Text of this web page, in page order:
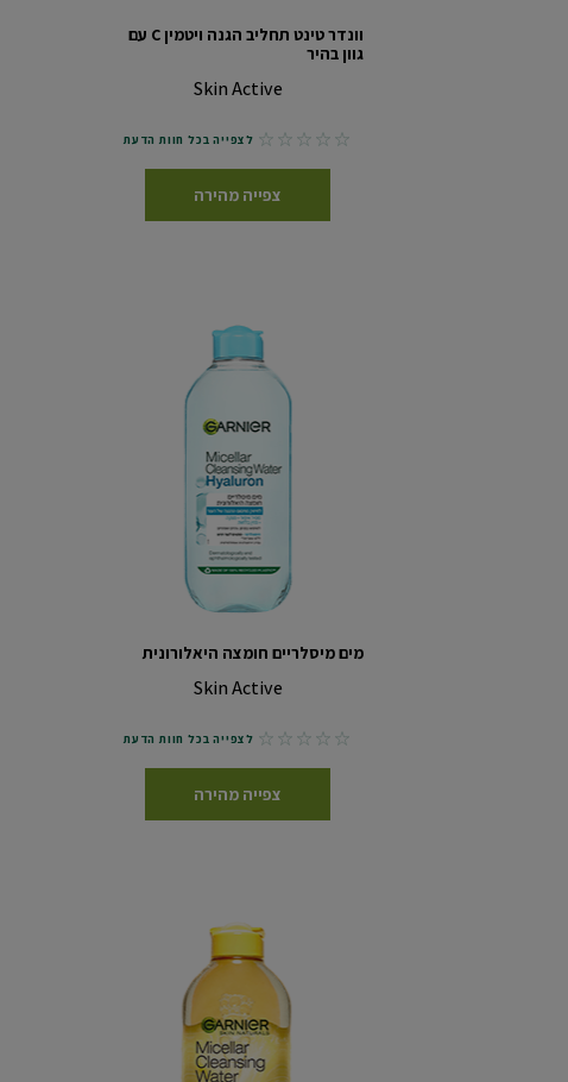
וונדר טינט תחליב הגנה ויטמין C עם
גוון בהיר
Skin Active
No reviews לצפייה בכל חוות הדעת
צפייה מהירה
מים מיסלריים חומצה היאלורונית
Skin Active
No reviews לצפייה בכל חוות הדעת
צפייה מהירה